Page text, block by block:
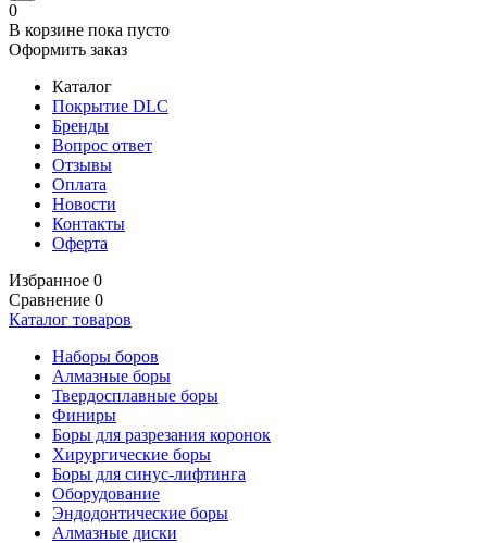
0
В корзине пока пусто
Оформить заказ
Каталог
Покрытие DLC
Бренды
Вопрос ответ
Отзывы
Оплата
Новости
Контакты
Оферта
Избранное 0
Сравнение 0
Каталог товаров
Наборы боров
Алмазные боры
Твердосплавные боры
Финиры
Боры для разрезания коронок
Хирургические боры
Боры для синус-лифтинга
Оборудование
Эндодонтические боры
Алмазные диски